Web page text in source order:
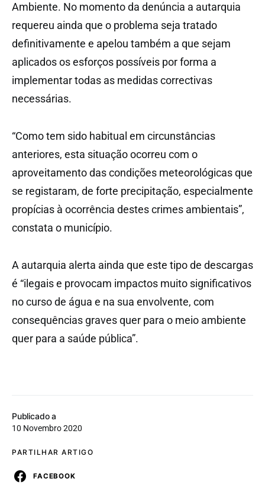
Publicado a
10 Novembro 2020
PARTILHAR ARTIGO
FACEBOOK
Ambiente. No momento da denúncia a autarquia
requereu ainda que o problema seja tratado
definitivamente e apelou também a que sejam
aplicados os esforços possíveis por forma a
implementar todas as medidas correctivas
necessárias.
“Como tem sido habitual em circunstâncias
anteriores, esta situação ocorreu com o
aproveitamento das condições meteorológicas que
se registaram, de forte precipitação, especialmente
propícias à ocorrência destes crimes ambientais”,
constata o município.
A autarquia alerta ainda que este tipo de descargas
é “ilegais e provocam impactos muito significativos
no curso de água e na sua envolvente, com
consequências graves quer para o meio ambiente
quer para a saúde pública”.